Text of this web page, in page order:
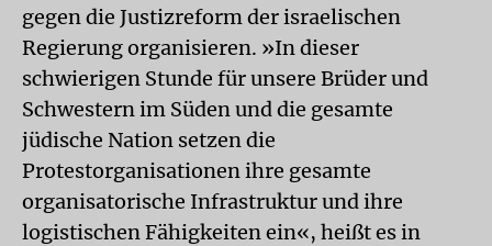
gegen die Justizreform der israelischen
Regierung organisieren. »In dieser
schwierigen Stunde für unsere Brüder und
Schwestern im Süden und die gesamte
jüdische Nation setzen die
Protestorganisationen ihre gesamte
organisatorische Infrastruktur und ihre
logistischen Fähigkeiten ein«, heißt es in